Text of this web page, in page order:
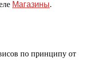
Магазины.
по принципу от